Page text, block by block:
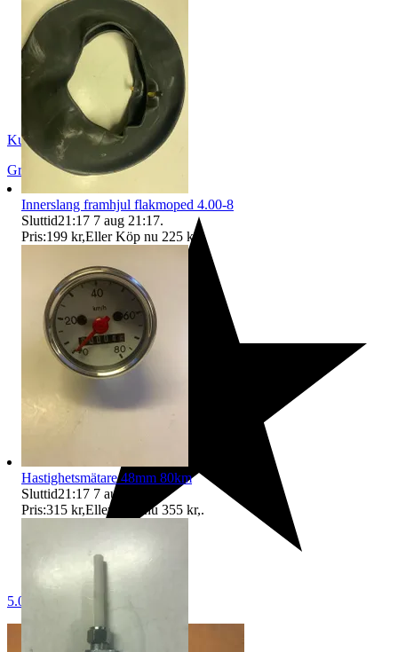
Kurtwillard2
Grängesberg,Sverige
5.0
Innerslang framhjul flakmoped 4.00-8
Sluttid21:17 7 aug 21:17.
Pris:199 kr,Eller Köp nu 225 kr .
Hastighetsmätare 48mm 80km
Sluttid21:17 7 aug 21:17
Pris:315 kr,Eller Köp nu 355 kr,.